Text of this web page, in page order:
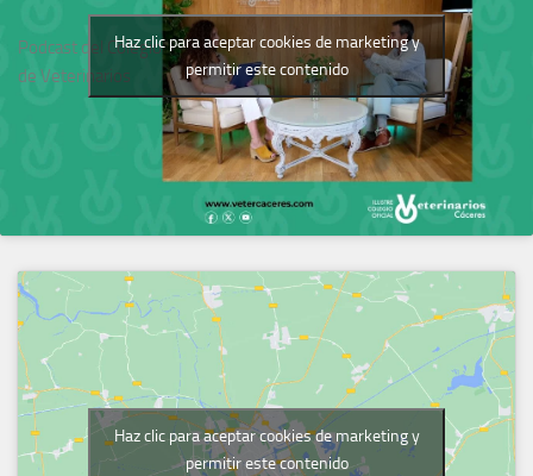
Podcast del Colegio
de Veterinarios
Haz clic para aceptar cookies de marketing y
permitir este contenido
Haz clic para aceptar cookies de marketing y
permitir este contenido